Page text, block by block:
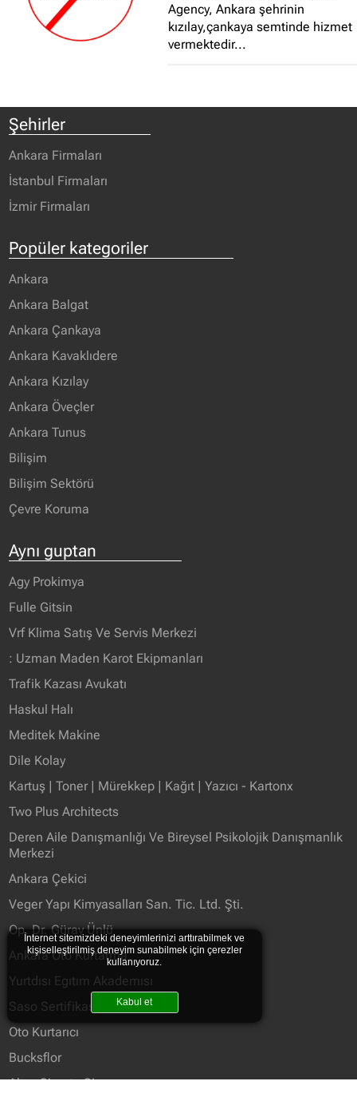
Agency, Ankara şehrinin
kızılay,çankaya semtinde hizmet
vermektedir...
Şehirler
Ankara Firmaları
İstanbul Firmaları
İzmir Firmaları
Popüler kategoriler
Ankara
Ankara Balgat
Ankara Çankaya
Ankara Kavaklıdere
Ankara Kızılay
Ankara Öveçler
Ankara Tunus
Bilişim
Bilişim Sektörü
Çevre Koruma
Aynı guptan
Agy Prokimya
Fulle Gitsin
Vrf Klima Satış Ve Servis Merkezi
: Uzman Maden Karot Ekipmanları
Trafik Kazası Avukatı
Haskul Halı
Meditek Makine
Dile Kolay
Kartuş | Toner | Mürekkep | Kağıt | Yazıcı - Kartonx
Two Plus Architects
Deren Aile Danışmanlığı Ve Bireysel Psikolojik Danışmanlık
Merkezi
Ankara Çekici
Veger Yapı Kimyasalları San. Tic. Ltd. Şti.
Op. Dr. Güray Ünlü
Ankara Oto Kurtarma
Yurtdısı Egıtım Akademısı
Saso Sertifikası
Oto Kurtarıcı
Bucksflor
Altay Sigorta Sincan
İnternet sitemizdeki deneyimlerinizi arttırabilmek ve
kişiselleştirilmiş deneyim sunabilmek için çerezler
kullanıyoruz.
Kabul et